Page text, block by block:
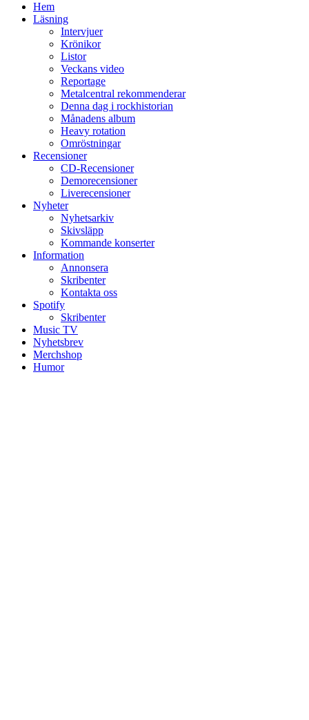
Hem
Läsning
Intervjuer
Krönikor
Listor
Veckans video
Reportage
Metalcentral rekommenderar
Denna dag i rockhistorian
Månadens album
Heavy rotation
Omröstningar
Recensioner
CD-Recensioner
Demorecensioner
Liverecensioner
Nyheter
Nyhetsarkiv
Skivsläpp
Kommande konserter
Information
Annonsera
Skribenter
Kontakta oss
Spotify
Skribenter
Music TV
Nyhetsbrev
Merchshop
Humor